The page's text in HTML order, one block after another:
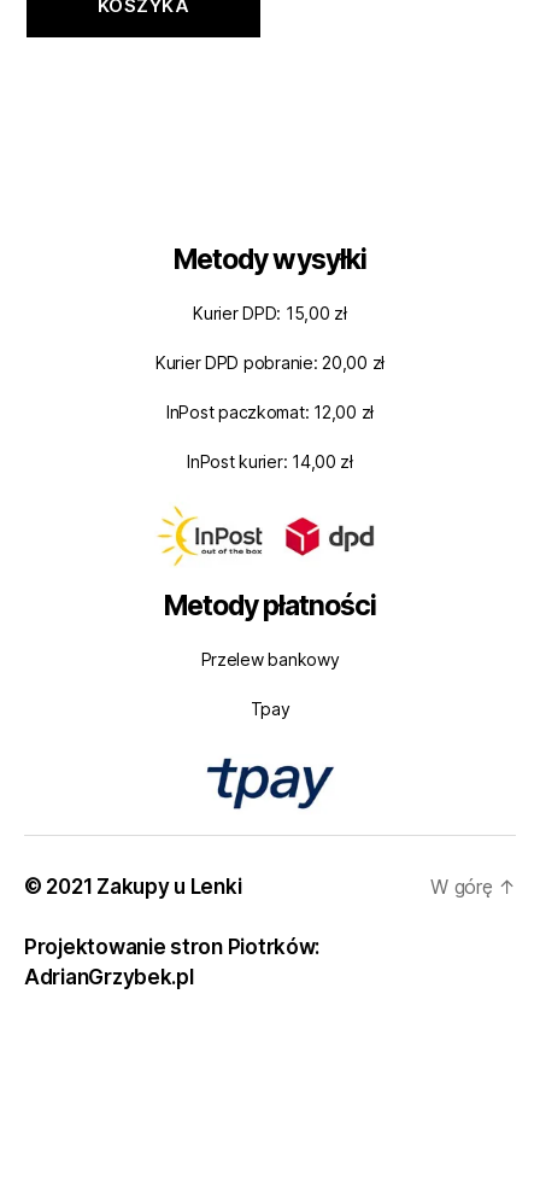
KOSZYKA
Metody wysyłki
Kurier DPD: 15,00 zł
Kurier DPD pobranie: 20,00 zł
InPost paczkomat: 12,00 zł
InPost kurier: 14,00 zł
Metody płatności
Przelew bankowy
Tpay
© 2021 Zakupy u Lenki
Projektowanie stron Piotrków:
AdrianGrzybek.pl
W górę ↑